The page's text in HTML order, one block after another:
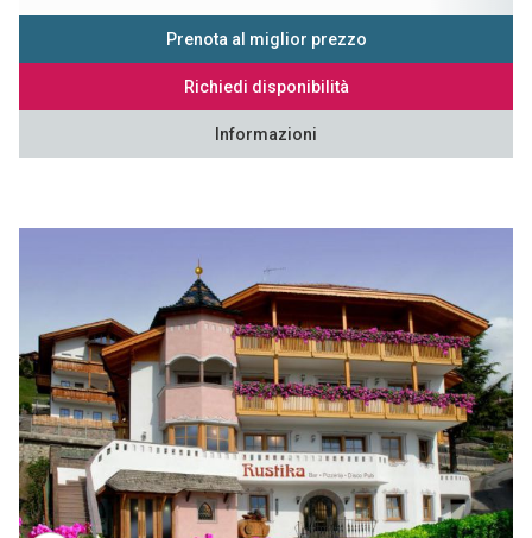
Prenota al miglior prezzo
Richiedi disponibilità
Informazioni